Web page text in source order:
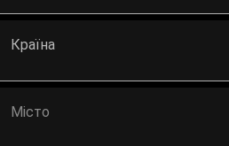
Країна
Місто